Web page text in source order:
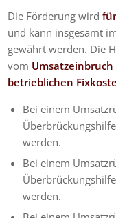
Die Förderung wird
und kann insgesamt
gewährt werden. Die
vom
betrieblichen
Bei einem
werden.
Bei einem
werden.